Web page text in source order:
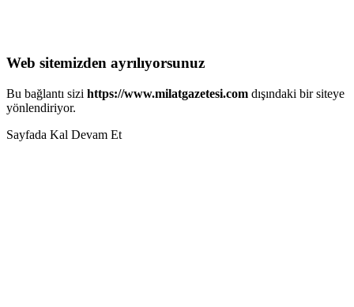
Web sitemizden ayrılıyorsunuz
Bu bağlantı sizi https://www.milatgazetesi.com dışındaki bir siteye
yönlendiriyor.
Sayfada Kal Devam Et